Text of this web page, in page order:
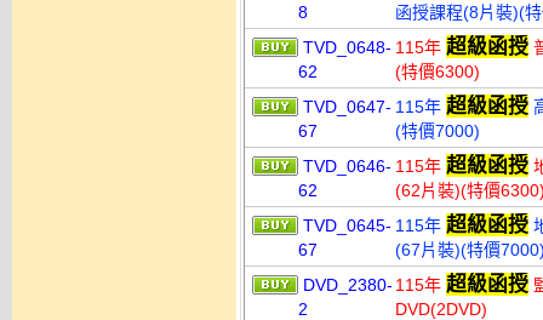
8
函授課程(8片裝)(
TVD_0648-
62
115年 超級函授
(特價6300)
TVD_0647-
67
115年 超級函授
(特價7000)
TVD_0646-
62
115年 超級函授
(62片裝)(特價
TVD_0645-
67
115年 超級函授
(67片裝)(特價
DVD_2380-
2
115年 超級函授
DVD(2DVD)